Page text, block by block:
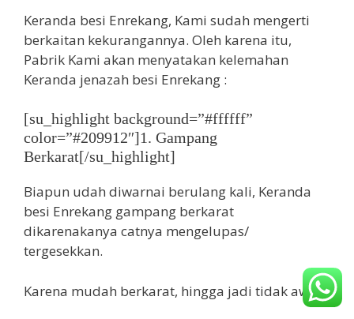
Keranda besi Enrekang, Kami sudah mengerti
berkaitan kekurangannya. Oleh karena itu,
Pabrik Kami akan menyatakan kelemahan
Keranda jenazah besi Enrekang :
[su_highlight background=”#ffffff”
color=”#209912″]1. Gampang
Berkarat[/su_highlight]
Biapun udah diwarnai berulang kali, Keranda
besi Enrekang gampang berkarat
dikarenakanya catnya mengelupas/
tergesekkan.
Karena mudah berkarat, hingga jadi tidak awet.